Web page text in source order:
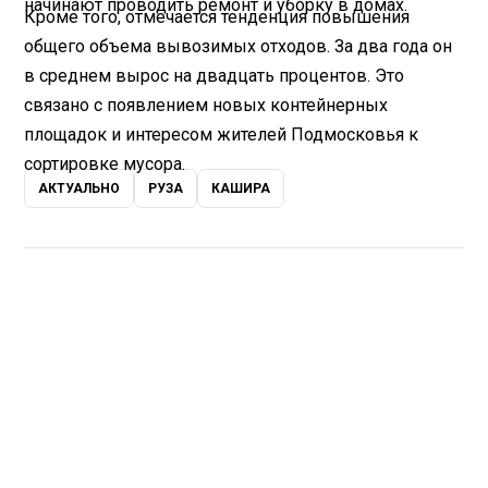
начинают проводить ремонт и уборку в домах.
Кроме того, отмечается тенденция повышения
общего объема вывозимых отходов. За два года он
в среднем вырос на двадцать процентов. Это
связано с появлением новых контейнерных
площадок и интересом жителей Подмосковья к
сортировке мусора.
АКТУАЛЬНО РУЗА КАШИРА